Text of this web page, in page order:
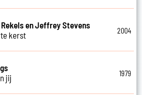
Rekels en Jeffrey Stevens
kerst
2004
jij
1979